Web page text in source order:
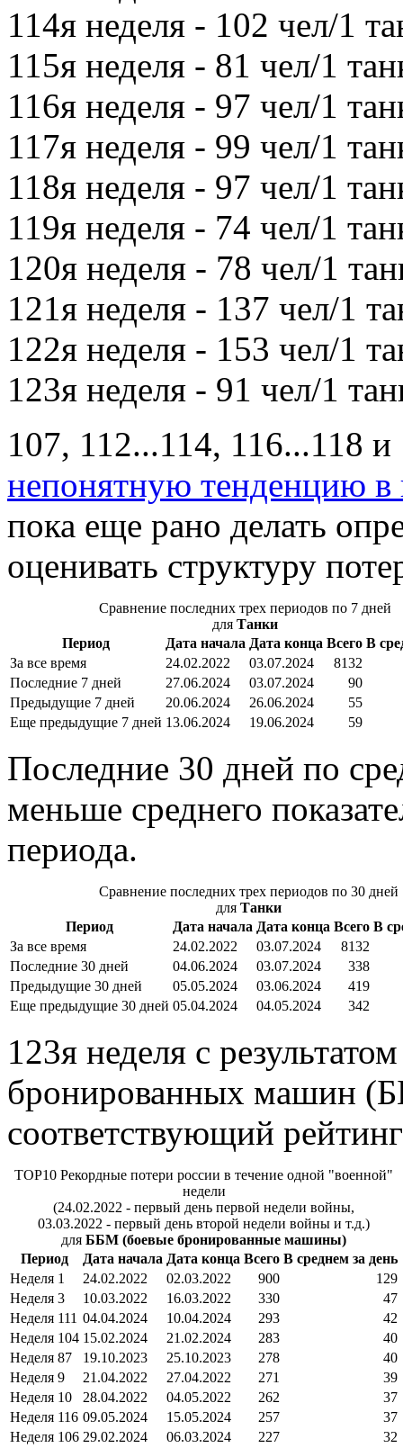
114я неделя - 102 чел/1
115я неделя - 81 чел/1
116я неделя - 97 чел/1
117я неделя - 99 чел/1
118я неделя - 97 чел/1
119я неделя - 74 чел/1
120я неделя - 78 чел/1
121я неделя - 137 чел/1
122я неделя - 153 чел/1
123я неделя - 91 чел/1
107, 112...114, 116...118
непонятную тенденцию в
пока еще рано делать
оценивать структуру
Сравнение последних трех периодов по 7 дней
для Танки
Период
Дата начала Дата конца Всего В
За все время
24.02.2022 03.07.2024
8132
Последние 7 дней
27.06.2024 03.07.2024
90
Предыдущие 7 дней
20.06.2024 26.06.2024
55
Еще предыдущие 7 дней 13.06.2024 19.06.2024 59
Последние 30 дней по
меньше среднего
периода.
Сравнение последних трех периодов по 30 дней
для Танки
Период
Дата начала Дата конца Всего В
За все время
24.02.2022 03.07.2024
8132
Последние 30 дней
04.06.2024 03.07.2024
338
Предыдущие 30 дней
05.05.2024 03.06.2024
419
Еще предыдущие 30 дней 05.04.2024 04.05.2024 342
123я неделя с
бронированных машин
соответствующий
TOP10 Рекордные потери россии в течение одной "военной"
недели
(24.02.2022 - первый день первой недели войны,
03.03.2022 - первый день второй недели войны и т.д.)
для ББМ (боевые бронированные машины)
Период
Дата начала Дата конца Всего В среднем за день
Неделя 1
24.02.2022 02.03.2022 900
129
Неделя 3
10.03.2022 16.03.2022 330
47
Неделя 111 04.04.2024 10.04.2024 293
42
Неделя 104 15.02.2024 21.02.2024 283
40
Неделя 87
19.10.2023 25.10.2023 278
40
Неделя 9
21.04.2022 27.04.2022 271
39
Неделя 10
28.04.2022 04.05.2022 262
37
Неделя 116 09.05.2024 15.05.2024 257
37
Неделя 106 29.02.2024 06.03.2024 227
32